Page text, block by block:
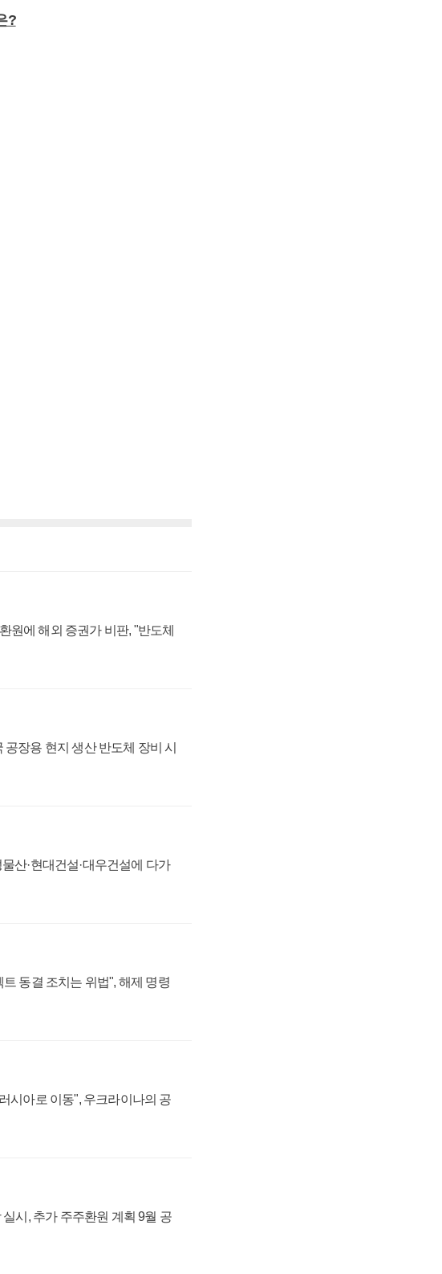
?
원에 해외 증권가 비판, "반도체
장용 현지 생산 반도체 장비 시
산·현대건설·대우건설에 다가
동결 조치는 위법", 해제 명령
시아로 이동", 우크라이나의 공
시, 추가 주주환원 계획 9월 공